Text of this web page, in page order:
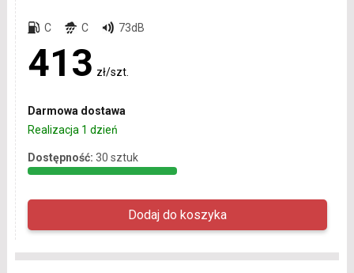
C C 73dB
413 zł/szt.
Darmowa dostawa
Realizacja 1 dzień
Dostępność: 30 sztuk